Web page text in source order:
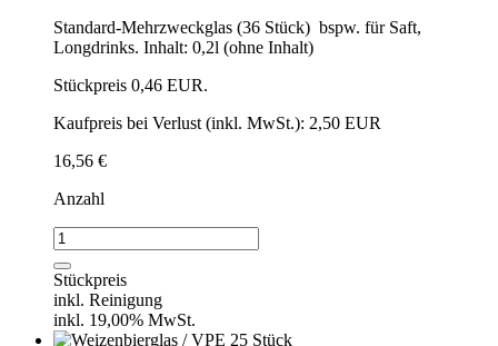
Standard-Mehrzweckglas (36 Stück) bspw. für Saft,
Longdrinks. Inhalt: 0,2l (ohne Inhalt)
Stückpreis 0,46 EUR.
Kaufpreis bei Verlust (inkl. MwSt.): 2,50 EUR
16,56 €
Anzahl
Mehrzweckglas
/
VPE
36
Stück
Menge
Stückpreis
inkl. Reinigung
inkl. 19,00% MwSt.